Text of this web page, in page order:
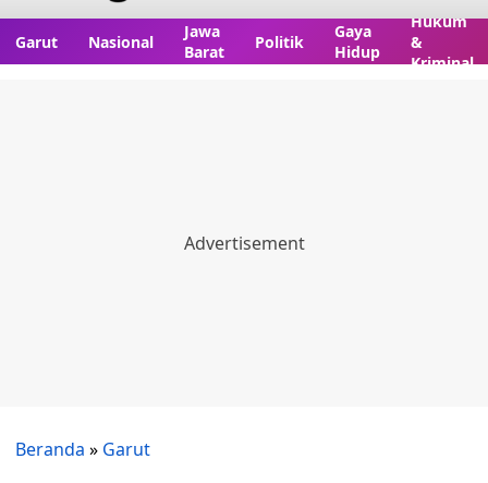
Garut Nasional
Jawa
Barat
Politik
Gaya
Hidup
Hukum
&
Kriminal
Beranda » Garut